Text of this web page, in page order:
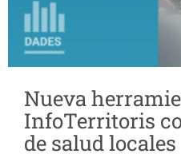
Nueva
InfoTerritoris
de salud locales